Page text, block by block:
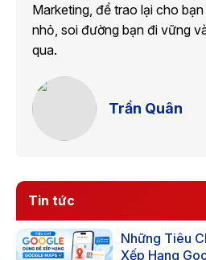
Marketing, để trao lại cho
nhỏ, soi đường bạn đi vững
qua.
Trần Quân
Tin tức
Những Tiêu
Xếp Hạng